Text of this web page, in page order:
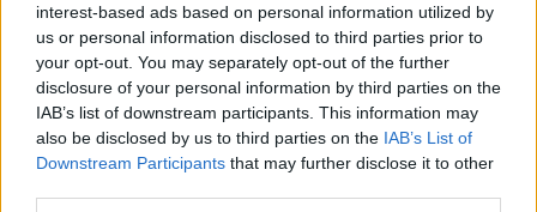
interest-based ads based on personal information utilized by
us or personal information disclosed to third parties prior to
your opt-out. You may separately opt-out of the further
disclosure of your personal information by third parties on the
IAB’s list of downstream participants. This information may
also be disclosed by us to third parties on the IAB’s List of
Downstream Participants that may further disclose it to other
Το FIAT 500 Hybrid τώρα
από 18.990 ευρώ
Ατρόμητος και Novibet
συνεχίζουν μαζί: Ανανέωση
της συνεργασίας τους μέχρι